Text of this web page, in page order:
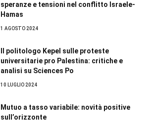
speranze e tensioni nel conflitto Israele-
Hamas
1 AGOSTO 2024
Il politologo Kepel sulle proteste
universitarie pro Palestina: critiche e
analisi su Sciences Po
10 LUGLIO 2024
Mutuo a tasso variabile: novità positive
sull’orizzonte